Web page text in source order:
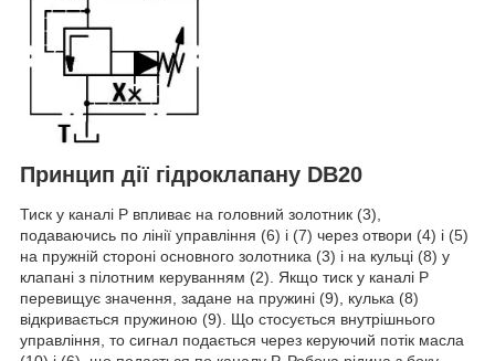
Принцип дії гідроклапану DB20
Тиск у каналі Р впливає на головний золотник (3),
подаваючись по лінії управління (6) і (7) через отвори (4) і (5)
на пружній стороні основного золотника (3) і на кульці (8) у
клапані з пілотним керуванням (2). Якщо тиск у каналі Р
перевищує значення, задане на пружині (9), кулька (8)
відкривається пружиною (9). Що стосується внутрішнього
управління, то сигнал подається через керуючий потік масла